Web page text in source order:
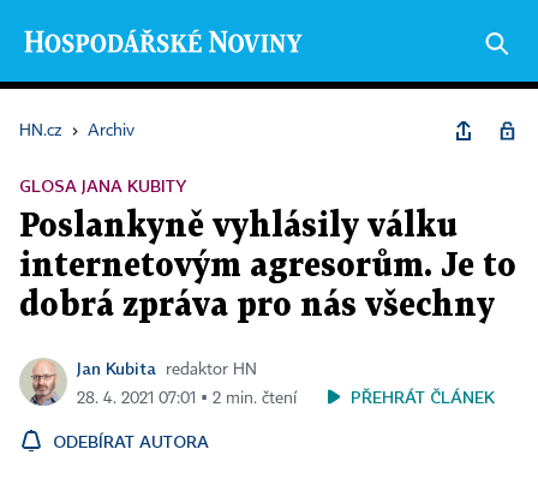
HN.cz › Archiv
GLOSA JANA KUBITY
Poslankyně vyhlásily válku
internetovým agresorům. Je to
dobrá zpráva pro nás všechny
Jan Kubita
redaktor HN
28. 4. 2021 07:01 ▪ 2 min. čtení
PŘEHRÁT ČLÁNEK
ODEBÍRAT AUTORA